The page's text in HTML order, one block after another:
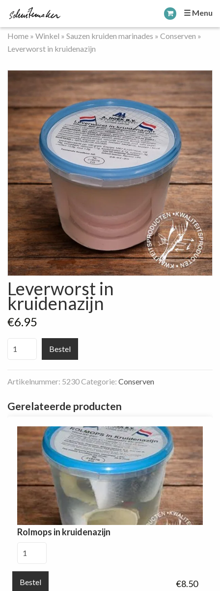
☰ Menu
Home » Winkel » Sauzen kruiden marinades » Conserven »
Leverworst in kruidenazijn
Leverworst in
kruidenazijn
€6.95
aantal
Bestel
Artikelnummer: 5230Categorie: Conserven
Gerelateerde producten
Rolmops in kruidenazijn
€8.50
kruidenazijn
aantal
Bestel